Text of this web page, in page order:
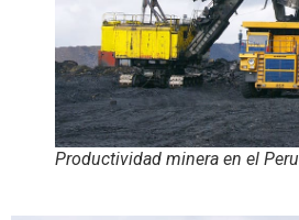
Productividad minera en el Peru